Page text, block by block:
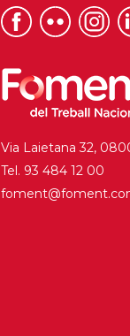
Via Laietana 32,
Tel. 93 484 12 00